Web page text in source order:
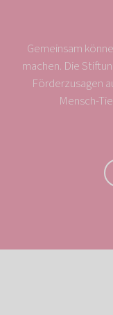
Gemeinsam
machen. Die
Förderzusagen
Mensch-